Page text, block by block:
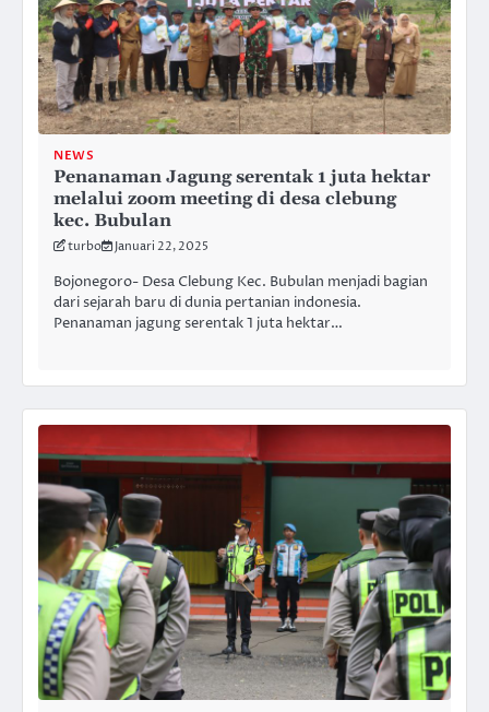
NEWS
Penanaman Jagung serentak 1 juta hektar
melalui zoom meeting di desa clebung
kec. Bubulan
turbo Januari 22, 2025
Bojonegoro- Desa Clebung Kec. Bubulan menjadi bagian
dari sejarah baru di dunia pertanian indonesia.
Penanaman jagung serentak 1 juta hektar…